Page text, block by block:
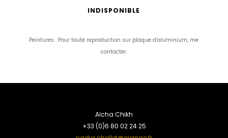
INDISPONIBLE
Peintures : Pour toute reproduction sur plaque d’aluminium, me
contacter.
Aïcha Chikh
+33 (0)6 80 02 24 25